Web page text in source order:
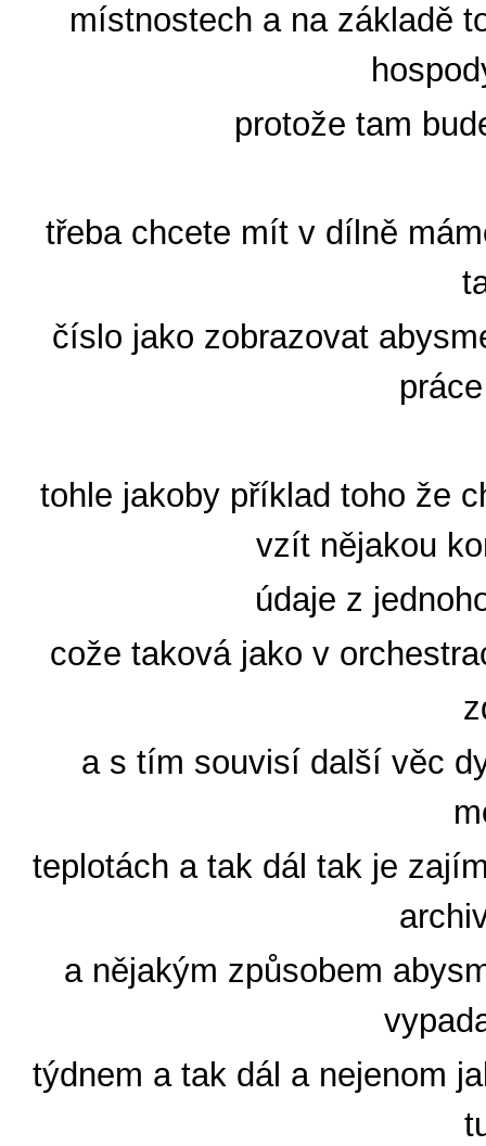
místnostech a na základě
protože tam
třeba chcete mít v dílně
číslo jako zobrazovat
tohle jakoby příklad toho že
vzít nějakou
údaje z
cože taková jako v
a s tím souvisí další věc
teplotách a tak dál tak je
a nějakým způsobem
týdnem a tak dál a nejenom